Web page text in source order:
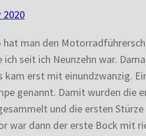
2020
hat man den
ich seit ich Neunzehn war.
kam erst mit einundzwanzig.
genannt. Damit wurden die
und die ersten
war dann der erste Bock mit